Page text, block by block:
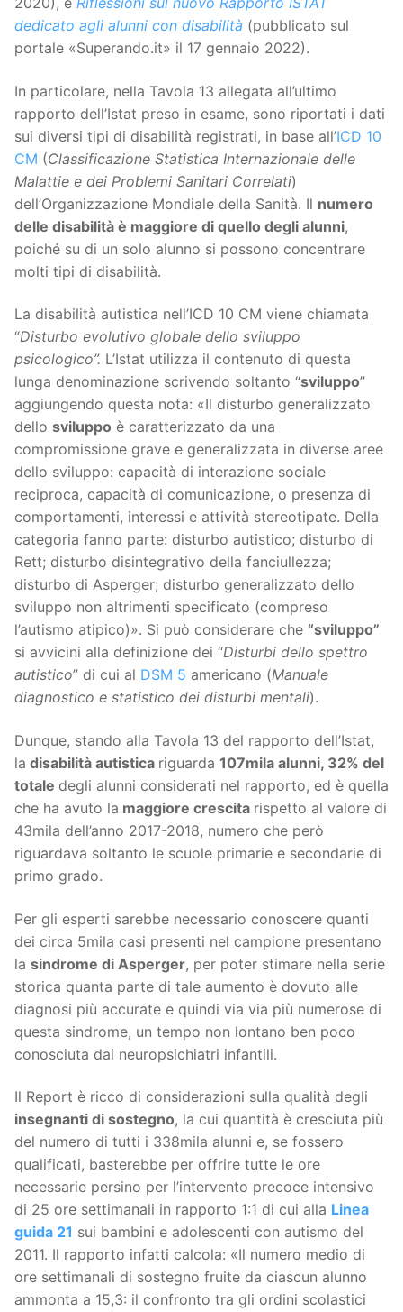
dedicato agli alunni con disabilità (pubblicato sul
portale «Superando.it» il 17 gennaio 2022).
In particolare, nella Tavola 13 allegata all’ultimo
rapporto dell’Istat preso in esame, sono riportati i dati
sui diversi tipi di disabilità registrati, in base all’ICD 10
CM (Classificazione Statistica Internazionale delle
Malattie e dei Problemi Sanitari Correlati)
dell’Organizzazione Mondiale della Sanità. Il numero
delle disabilità è maggiore di quello degli alunni,
poiché su di un solo alunno si possono concentrare
molti tipi di disabilità.
La disabilità autistica nell’ICD 10 CM viene chiamata
“Disturbo evolutivo globale dello sviluppo
psicologico”. L’Istat utilizza il contenuto di questa
lunga denominazione scrivendo soltanto “sviluppo”
aggiungendo questa nota: «Il disturbo generalizzato
dello sviluppo è caratterizzato da una
compromissione grave e generalizzata in diverse aree
dello sviluppo: capacità di interazione sociale
reciproca, capacità di comunicazione, o presenza di
comportamenti, interessi e attività stereotipate. Della
categoria fanno parte: disturbo autistico; disturbo di
Rett; disturbo disintegrativo della fanciullezza;
disturbo di Asperger; disturbo generalizzato dello
sviluppo non altrimenti specificato (compreso
l’autismo atipico)». Si può considerare che “sviluppo”
si avvicini alla definizione dei “Disturbi dello spettro
autistico” di cui al DSM 5 americano (Manuale
diagnostico e statistico dei disturbi mentali).
Dunque, stando alla Tavola 13 del rapporto dell’Istat,
la disabilità autistica riguarda 107mila alunni, 32% del
totale degli alunni considerati nel rapporto, ed è quella
che ha avuto la maggiore crescita rispetto al valore di
43mila dell’anno 2017-2018, numero che però
riguardava soltanto le scuole primarie e secondarie di
primo grado.
Per gli esperti sarebbe necessario conoscere quanti
dei circa 5mila casi presenti nel campione presentano
la sindrome di Asperger, per poter stimare nella serie
storica quanta parte di tale aumento è dovuto alle
diagnosi più accurate e quindi via via più numerose di
questa sindrome, un tempo non lontano ben poco
conosciuta dai neuropsichiatri infantili.
Il Report è ricco di considerazioni sulla qualità degli
insegnanti di sostegno, la cui quantità è cresciuta più
del numero di tutti i 338mila alunni e, se fossero
qualificati, basterebbe per offrire tutte le ore
necessarie persino per l’intervento precoce intensivo
di 25 ore settimanali in rapporto 1:1 di cui alla Linea
guida 21 sui bambini e adolescenti con autismo del
2011. Il rapporto infatti calcola: «Il numero medio di
ore settimanali di sostegno fruite da ciascun alunno
ammonta a 15,3: il confronto tra gli ordini scolastici